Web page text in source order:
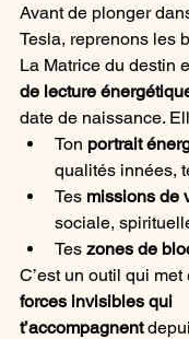
Avant de plonger
Tesla, reprenons les
La Matrice du destin
de lecture
date de naissance.
Ton portrait
qualités innées,
Tes missions de
sociale,
Tes zones de
C’est un outil qui
forces invisibles qui
t’accompagnent